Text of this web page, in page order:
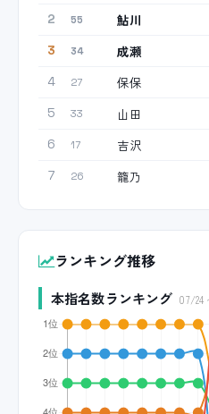
2 55 鮎川
3 34 成瀬
4 27 保保
5 33 山田
6 17 吉沢
7 26 籠乃
ランキング推移
本指名数ランキング 07/24